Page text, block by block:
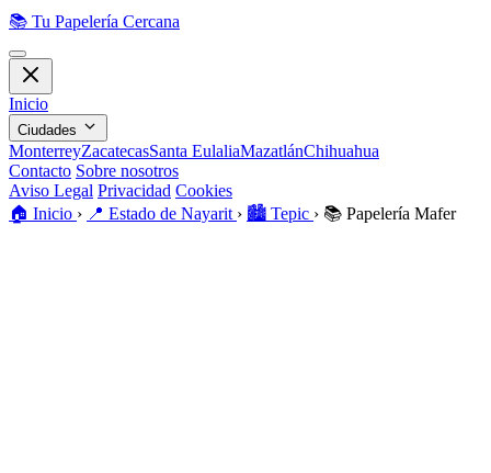
📚 Tu Papelería Cercana
Inicio
Ciudades
MonterreyZacatecasSanta EulaliaMazatlánChihuahua
Contacto Sobre nosotros
Aviso Legal Privacidad Cookies
🏠️ Inicio › 📍 Estado de Nayarit › 🏙️ Tepic › 📚 Papelería Mafer